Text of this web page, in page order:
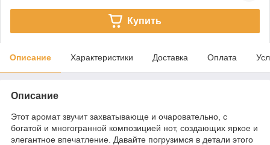
Купить
Описание Характеристики Доставка Оплата
Описание
Этот аромат звучит захватывающе и очаровательно, с
богатой и многогранной композицией нот, создающих яркое и
элегантное впечатление. Давайте погрузимся в детали этого